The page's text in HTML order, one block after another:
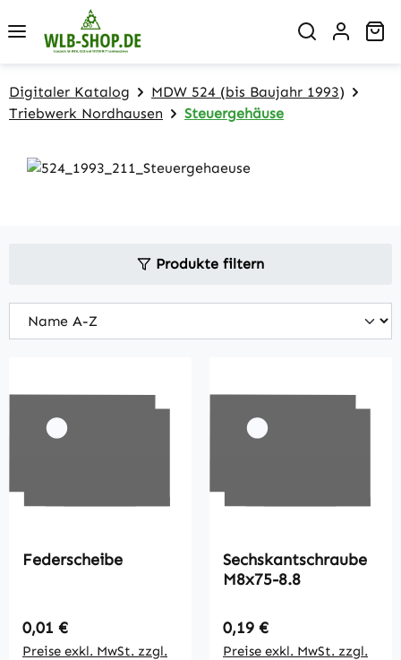
Zum Hauptinhalt springen
Digitaler Katalog
MDW 524 (bis Baujahr 1993)
Triebwerk Nordhausen
Steuergehäuse
Produkte filtern
Federscheibe
Regulärer Preis:
0,01 €
Preise exkl. MwSt. zzgl.
Sechskantschraube
M8x75-8.8
Regulärer Preis:
0,19 €
Preise exkl. MwSt. zzgl.